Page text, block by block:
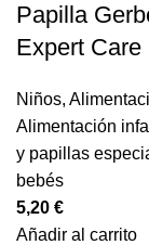
Papilla
Expert Care
Niños,
Alimentación
y papillas
bebés
5,20 €
Añadir al carrito